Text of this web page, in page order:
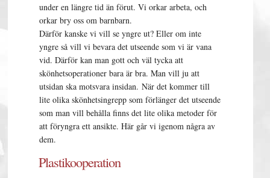
under en längre tid än förut. Vi orkar arbeta, och
orkar bry oss om barnbarn.
Därför kanske vi vill se yngre ut? Eller om inte
yngre så vill vi bevara det utseende som vi är vana
vid. Därför kan man gott och väl tycka att
skönhetsoperationer bara är bra. Man vill ju att
utsidan ska motsvara insidan. När det kommer till
lite olika skönhetsingrepp som förlänger det utseende
som man vill behålla finns det lite olika metoder för
att föryngra ett ansikte. Här går vi igenom några av
dem.
Plastikooperation